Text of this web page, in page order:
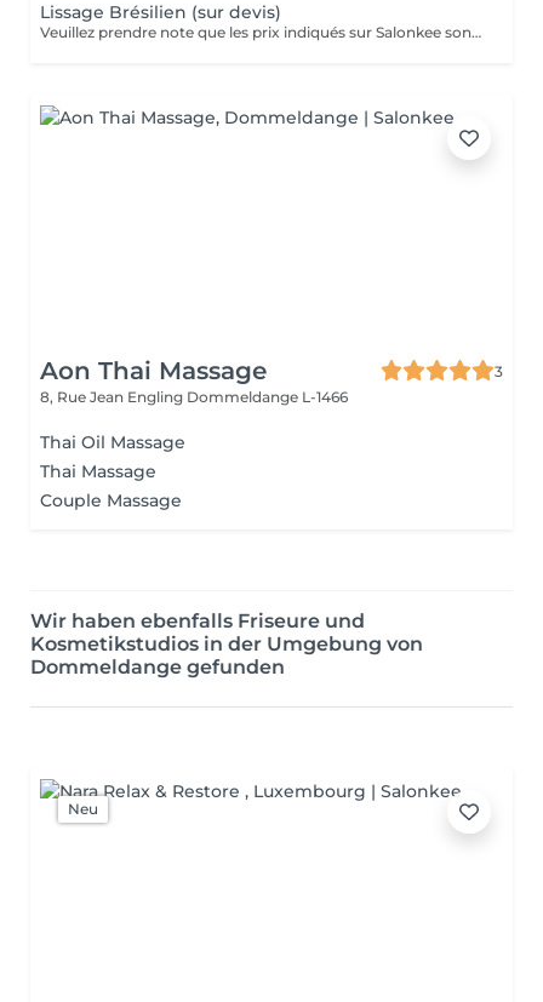
Lissage Brésilien (sur devis)
Veuillez prendre note que les prix indiqués sur Salonkee sont communiqués à titre informatif et s'entendent de base. Ces derniers sont susceptibles de varier selon le diagnostic réalisé à votre arrivée au salon et l'expertise du professionnel à qui vous confiez votre beauté. Dans tous les cas, un devis précis vous sera proposé et toutes réalisations de prestations seront effectuées avec votre accord. Un grand merci d'avance pour votre compréhension. Au plaisir de vous recevoir très vite.
Aon Thai Massage
3
8, Rue Jean Engling Dommeldange L-1466
Thai Oil Massage
Thai Massage
Couple Massage
Wir haben ebenfalls Friseure und
Kosmetikstudios in der Umgebung von
Dommeldange gefunden
Neu